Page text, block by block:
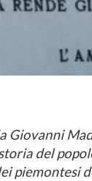
Giovanni
del
piemontesi